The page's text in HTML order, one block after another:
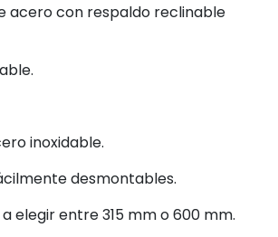
acero con respaldo reclinable
inoxidable.
desmontables.
elegir entre 315 mm o 600 mm.